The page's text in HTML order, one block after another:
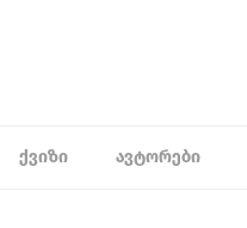
ᲥᲕᲘᲖᲘ ᲐᲕᲢᲝᲠᲔᲑᲘ